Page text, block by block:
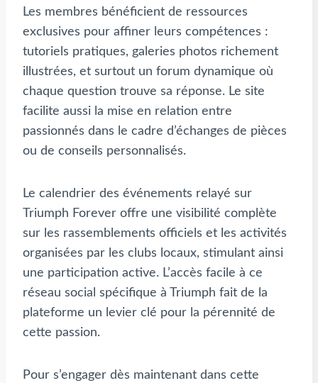
Les membres bénéficient de ressources
exclusives pour affiner leurs compétences :
tutoriels pratiques, galeries photos richement
illustrées, et surtout un forum dynamique où
chaque question trouve sa réponse. Le site
facilite aussi la mise en relation entre
passionnés dans le cadre d’échanges de pièces
ou de conseils personnalisés.
Le calendrier des événements relayé sur
Triumph Forever offre une visibilité complète
sur les rassemblements officiels et les activités
organisées par les clubs locaux, stimulant ainsi
une participation active. L’accès facile à ce
réseau social spécifique à Triumph fait de la
plateforme un levier clé pour la pérennité de
cette passion.
Pour s’engager dès maintenant dans cette